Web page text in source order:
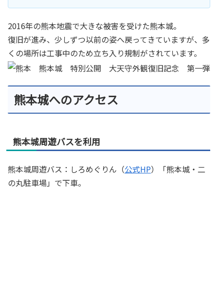
2016年の熊本地震で大きな被害を受けた熊本城。
復旧が進み、少しずつ以前の姿へ戻ってきていますが、多
くの場所は工事中のため立ち入り規制がされています。
熊本城へのアクセス
熊本城周遊バスを利用
熊本城周遊バス：しろめぐりん（公式HP）「熊本城・二
の丸駐車場」で下車。